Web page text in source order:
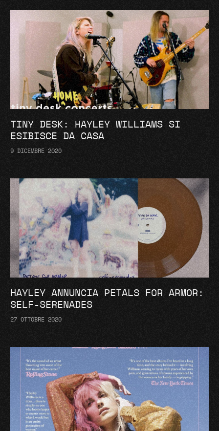
TINY DESK: HAYLEY WILLIAMS SI
ESIBISCE DA CASA
9 DICEMBRE 2020
HAYLEY ANNUNCIA PETALS FOR ARMOR:
SELF-SERENADES
27 OTTOBRE 2020